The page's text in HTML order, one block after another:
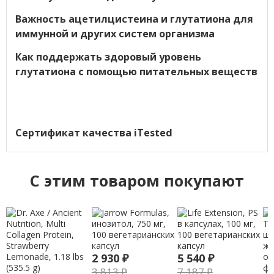
Важность ацетилцистеина и глутатиона для
иммунной и других систем организма
Как поддержать здоровый уровень
глутатиона с помощью питательных веществ
Сертификат качества iTested
C этим товаром покупают
2 930 ₽ 5 540 ₽